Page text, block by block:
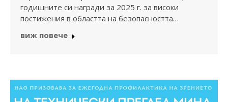
годишните си награди за 2025 г. за високи
постижения в областта на безопасността…
виж повече